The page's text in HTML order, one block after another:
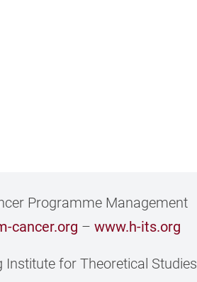
Programme Management
cancer.org –www.h-its.org
Institute for Theoretical Studies